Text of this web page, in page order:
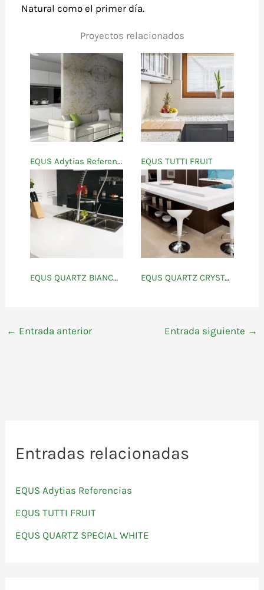
Natural como el primer día.
Proyectos relacionados
EQUS Adytias Referencias EQUS TUTTI FRUIT
EQUS QUARTZ BIANCO ATHENAS EQUS QUARTZ CRYSTAL WHITE
← Entrada anterior Entrada siguiente →
Entradas relacionadas
EQUS Adytias Referencias
EQUS TUTTI FRUIT
EQUS QUARTZ SPECIAL WHITE